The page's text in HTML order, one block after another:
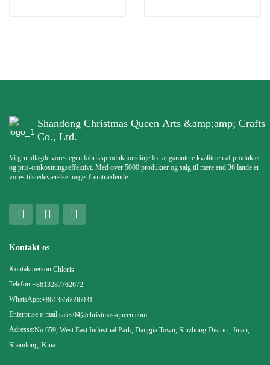
Shandong Christmas Queen Arts &amp;amp; Crafts
Co., Ltd.
Vi grundlagde vores egen fabriksproduktionslinje for at garantere kvaliteten af ​​produktet
og pris-omkostningseffektivt. Med over 5000 produkter og salg til mere end 36 lande er
vores tilstedeværelse meget fremtrædende.
Kontakt os
Kontaktperson:Chloris
Telefon:+8613287762672
WhatsApp:+8613356696031
Enterprise e-mail:sales04@christmas-queen.com
Adresse:No.659, West East Industrial Park, Dangjia Town, Shizhong District, Jinan,
Shandong, Kina